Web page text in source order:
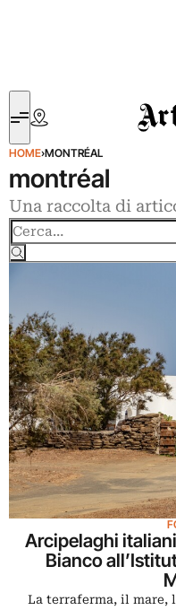
HOME›MONTRÉAL
montréal
Una raccolta di
Arcipelaghi
Bianco
La terraferma, il mare,